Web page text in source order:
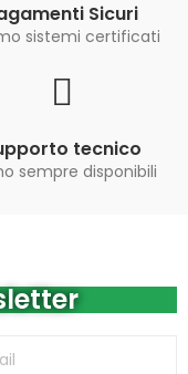
Sicuri
sistemi certificati
tecnico
sempre disponibili